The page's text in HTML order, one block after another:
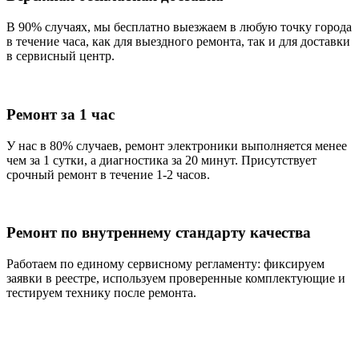
В 90% случаях, мы бесплатно выезжаем в любую точку города
в течение часа, как для выездного ремонта, так и для доставки
в сервисный центр.
Ремонт за 1 час
У нас в 80% случаев, ремонт электроники выполняется менее
чем за 1 сутки, а диагностика за 20 минут. Присутствует
срочный ремонт в течение 1-2 часов.
Ремонт по внутреннему стандарту качества
Работаем по единому сервисному регламенту: фиксируем
заявки в реестре, используем проверенные комплектующие и
тестируем технику после ремонта.